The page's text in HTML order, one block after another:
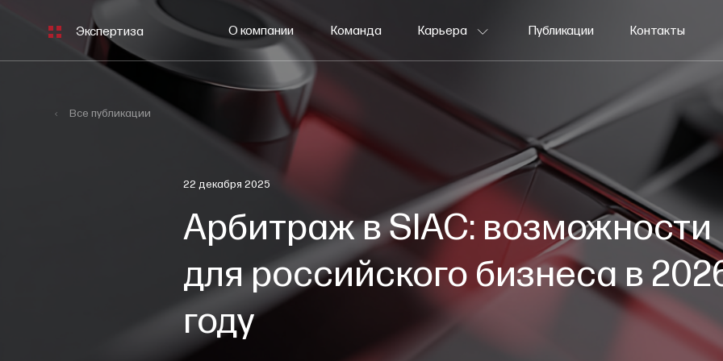
Экспертиза О компании Команда Карьера
Давайте знакомиться
Вакансии
Долгосрочная стажировка
Летняя стажировка
Публикации Контакты
Все публикации
22 декабря 2025
Арбитраж в SIAC: возможности
для российского бизнеса в
году